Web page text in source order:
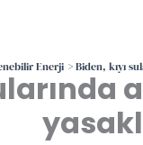
Enerji Biden, kıyı